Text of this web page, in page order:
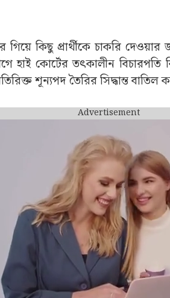
গিয়ে কিছু প্রার্থীকে চাকরি
হাই কোর্টের তৎকালীন
শূন্যপদ তৈরির সিদ্ধান্ত বাতিল
Advertisement